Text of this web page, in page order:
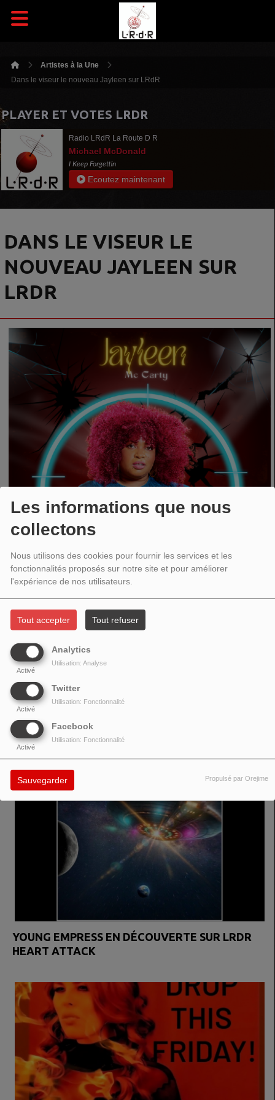
Les informations que nous
collectons
Nous utilisons des cookies pour fournir les services et les
fonctionnalités proposés sur notre site et pour améliorer
l'expérience de nos utilisateurs.
Tout accepter Tout refuser
Analytics
Activé
Utilisation: Analyse
Twitter
Activé
Utilisation: Fonctionnalité
Facebook
Activé
Utilisation: Fonctionnalité
Sauvegarder Propulsé par Orejime
Artistes à la Une
Dans le viseur le nouveau Jayleen sur LRdR
PLAYER ET VOTES LRDR
Radio LRdR La Route D R
Michael McDonald
I Keep Forgettin
Ecoutez maintenant
DANS LE VISEUR LE
NOUVEAU JAYLEEN SUR
LRDR
L'été bat son plein et quoi de mieux qu'un bon son qui bouge pour faire
danser les gens !! Avec « Dans le viseur », l’artiste soul-funk pop-
caribéenne Jayleen Mc Carty frappe fort. Sur une base house enflammée
aux accents 90s (Robin S, Crystal Waters, Black Box), elle déploie un
morceau dansant, vibrant et profondément identitaire, porté par des
percussions caribéennes puissantes.
VOIR AUSSI
YOUNG EMPRESS EN DÉCOUVERTE SUR LRDR
HEART ATTACK